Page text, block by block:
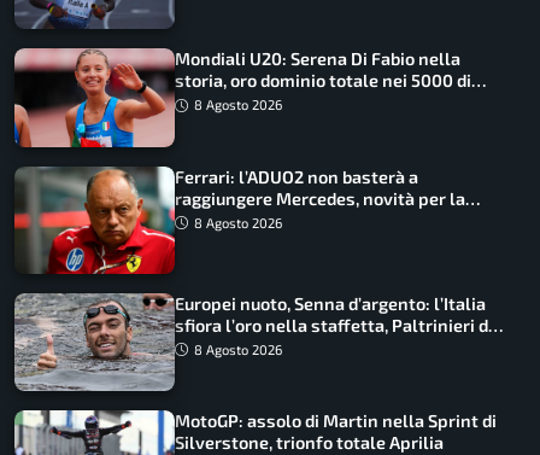
Mondiali U20: Serena Di Fabio nella
storia, oro dominio totale nei 5000 di
marcia
8 Agosto 2026
Ferrari: l’ADUO2 non basterà a
raggiungere Mercedes, novità per la
Macarena
8 Agosto 2026
Europei nuoto, Senna d’argento: l’Italia
sfiora l’oro nella staffetta, Paltrinieri da
urlo, il bilancio azzurro
8 Agosto 2026
MotoGP: assolo di Martin nella Sprint di
Silverstone, trionfo totale Aprilia